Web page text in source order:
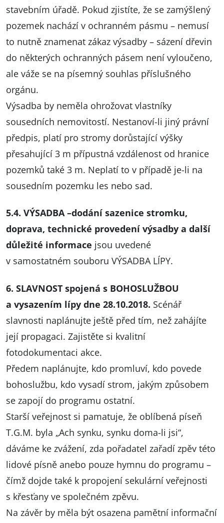
stavebním úřadě. Pokud zjistíte, že se zamýšlený
pozemek nachází v ochranném pásmu – nemusí
to nutně znamenat zákaz výsadby – sázení dřevin
do některých ochranných pásem není vyloučeno,
ale váže se na písemný souhlas příslušného
orgánu.
Výsadba by neměla ohrožovat vlastníky
sousedních nemovitostí. Nestanoví-li jiný právní
předpis, platí pro stromy dorůstající výšky
přesahující 3 m přípustná vzdálenost od hranice
pozemků také 3 m. Neplatí to v případě je-li na
sousedním pozemku les nebo sad.
5.4. VÝSADBA –dodání sazenice stromku,
doprava, technické provedení výsadby a další
důležité informace jsou uvedené
v samostatném souboru VÝSADBA LÍPY.
6. SLAVNOST spojená s BOHOSLUŽBOU
a vysazením lípy dne 28.10.2018. Scénář
slavnosti naplánujte ještě před tím, než zahájíte
její propagaci. Zajistěte si kvalitní
fotodokumentaci akce.
Předem naplánujte, kdo promluví, kdo povede
bohoslužbu, kdo vysadí strom, jakým způsobem
se zapojí do programu ostatní.
Starší veřejnost si pamatuje, že oblíbená píseň
T.G.M. byla „Ach synku, synku doma-li jsi“,
dáváme ke zvážení, zda pořadatel zařadí zpěv této
lidové písně anebo pouze hymnu do programu –
čímž dojde také k propojení sekulární veřejnosti
s křesťany ve společném zpěvu.
Na závěr by měla být osazena pamětní informační